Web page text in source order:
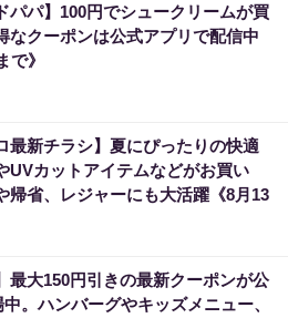
パパ】100円でシュークリームが買
なクーポンは公式アプリで配信中
で》
最新チラシ】夏にぴったりの快適
UVカットアイテムなどがお買い
帰省、レジャーにも大活躍《8月13
最大150円引きの最新クーポンが公
。ハンバーグやキッズメニュー、